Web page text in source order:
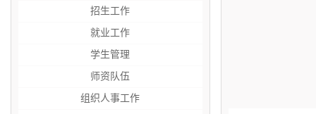
招生工作
就业工作
学生管理
师资队伍
组织人事工作